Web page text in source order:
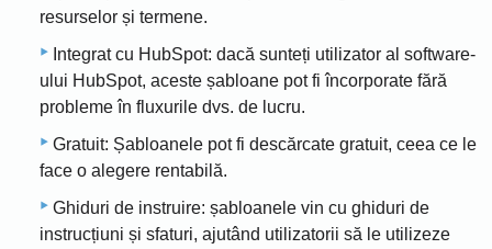
resurselor și termene.
Integrat cu HubSpot: dacă sunteți utilizator al software-
ului HubSpot, aceste șabloane pot fi încorporate fără
probleme în fluxurile dvs. de lucru.
Gratuit: Șabloanele pot fi descărcate gratuit, ceea ce le
face o alegere rentabilă.
Ghiduri de instruire: șabloanele vin cu ghiduri de
instrucțiuni și sfaturi, ajutând utilizatorii să le utilizeze